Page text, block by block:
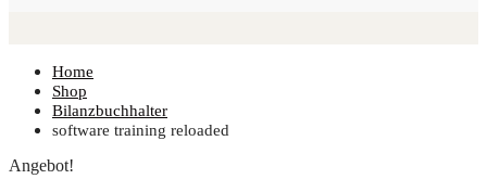
Home
Shop
Bilanzbuchhalter
soft­ware trai­ning reloaded
Angebot!